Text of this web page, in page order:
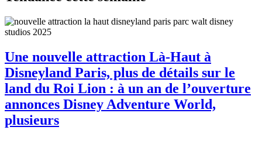
Une nouvelle attraction Là-Haut à
Disneyland Paris, plus de détails sur le
land du Roi Lion : à un an de l’ouverture
annonces Disney Adventure World,
plusieurs